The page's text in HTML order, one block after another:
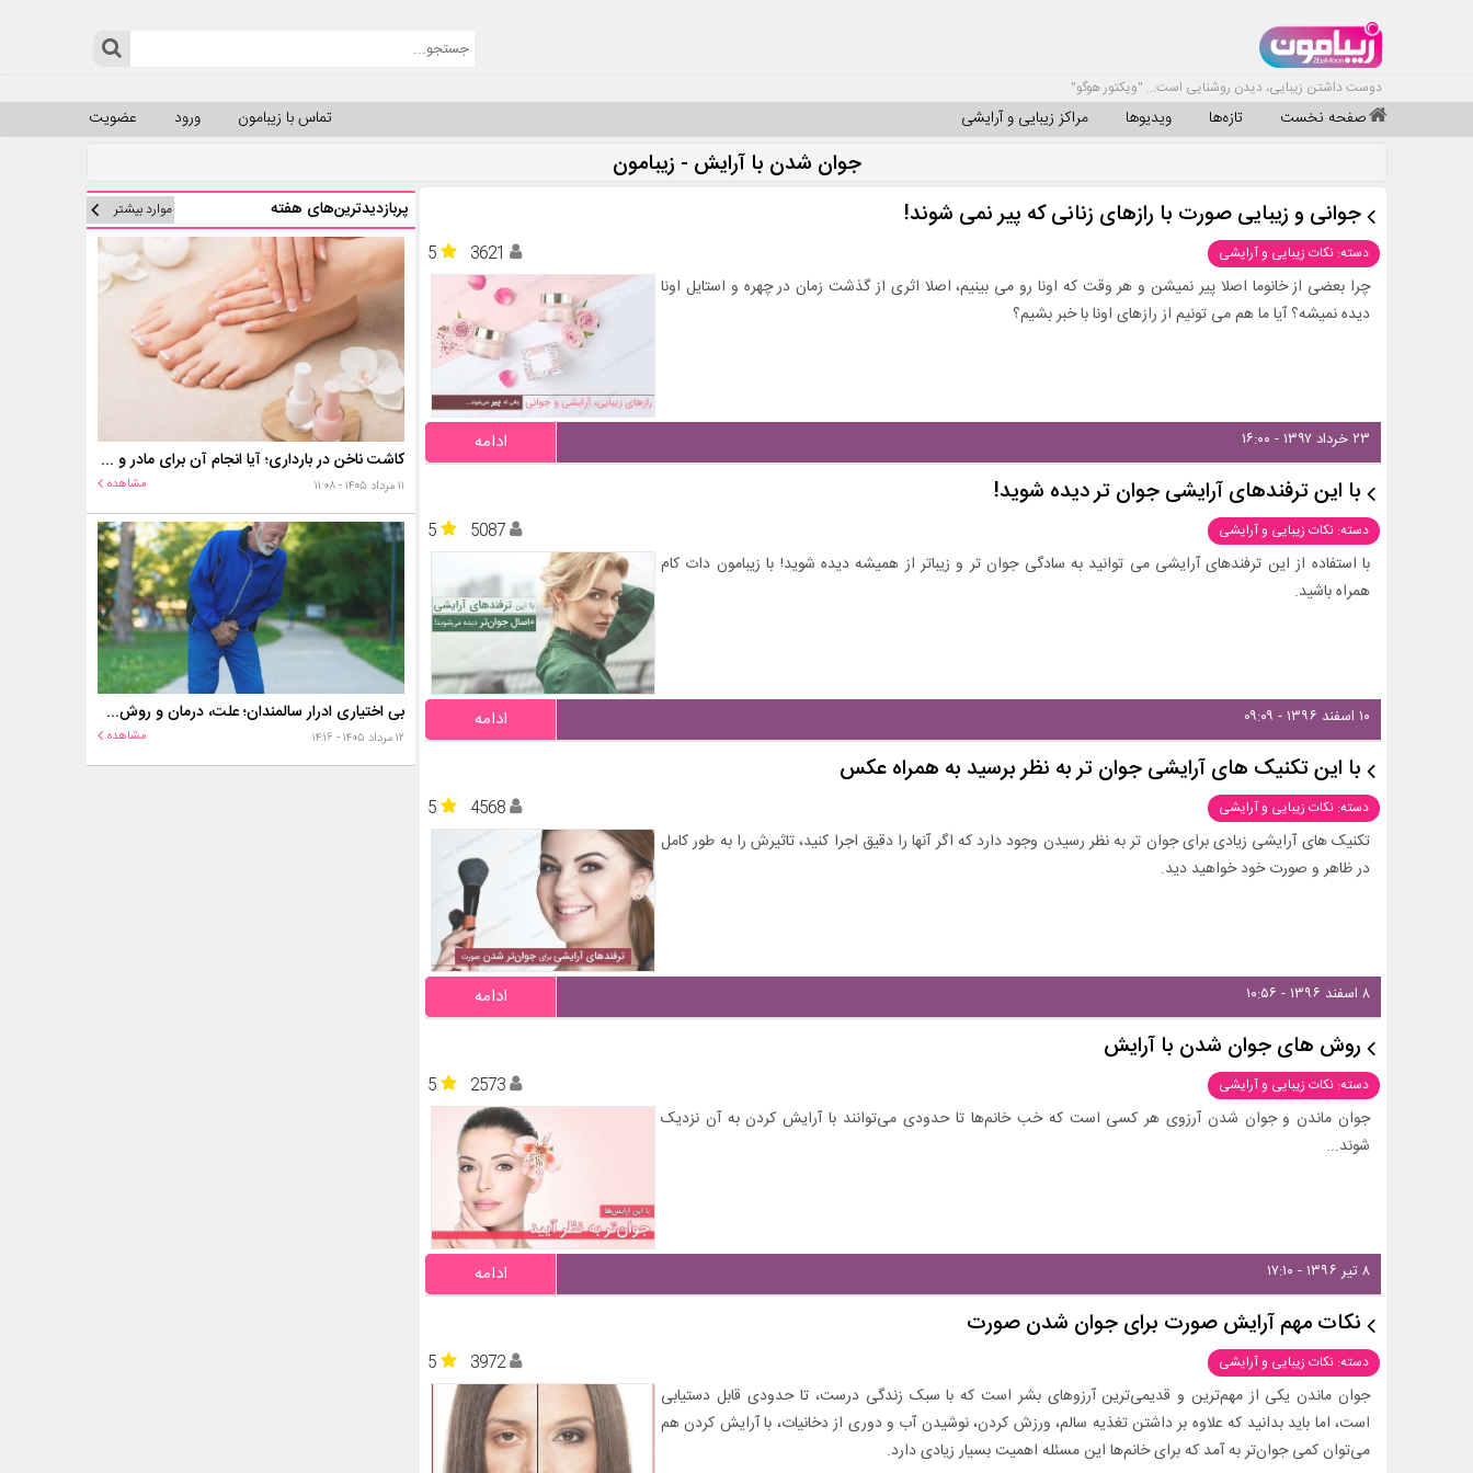
دوست داشتن زیبایی، دیدن روشنایی است... "ویکتور هوگو"
صفحه نخست تازه‌ها ویدیوها مراکز زیبایی و آرایشی عضویت ورود تماس با زیبامون
جوان شدن با آرایش - زیبامون
جوانی و زیبایی صورت با رازهای زنانی که پیر نمی شوند!
دسته: نکات زیبایی و آرایشی 5
3621
چرا بعضی از خانوما اصلا پیر نمیشن و هر وقت که اونا رو می بینیم، اصلا اثری از گذشت زمان در چهره و استایل اونا
دیده نمیشه؟ آیا ما هم می تونیم از رازهای اونا با خبر بشیم؟
۲۳ خرداد ۱۳۹۷ - ۱۶:۰۰ ادامه
با این ترفندهای آرایشی جوان تر دیده شوید!
دسته: نکات زیبایی و آرایشی 5
5087
با استفاده از این ترفندهای آرایشی می توانید به سادگی جوان تر و زیباتر از همیشه دیده شوید! با زیبامون دات کام
همراه باشید.
۱۰ اسفند ۱۳۹۶ - ۰۹:۰۹ ادامه
با این تکنیک های آرایشی جوان تر به نظر برسید به همراه عکس
دسته: نکات زیبایی و آرایشی 5
4568
تکنیک های آرایشی زیادی برای جوان تر به نظر رسیدن وجود دارد که اگر آنها را دقیق اجرا کنید، تاثیرش را به طور کامل
در ظاهر و صورت خود خواهید دید.
۸ اسفند ۱۳۹۶ - ۱۰:۵۶ ادامه
روش های جوان شدن با آرایش
دسته: نکات زیبایی و آرایشی 5
2573
جوان ماندن و جوان شدن آرزوی هر کسی است که خب خانم‌ها تا حدودی می‌توانند با آرایش کردن به آن نزدیک
شوند...
۸ تیر ۱۳۹۶ - ۱۷:۱۰ ادامه
نکات مهم آرایش صورت برای جوان شدن صورت
دسته: نکات زیبایی و آرایشی 5
3972
جوان ماندن یکی از مهم‌ترین و قدیمی‌ترین آرزوهای بشر است که با سبک زندگی درست، تا حدودی قابل دستیابی
است، اما باید بدانید که علاوه بر داشتن تغذیه سالم، ورزش کردن، نوشیدن آب و دوری از دخانیات، با آرایش کردن هم
می‌توان کمی جوان‌تر به آمد که برای خانم‌ها این مسئله اهمیت بسیار زیادی دارد.
پربازدیدترین‌های هفته موارد بیشتر
کاشت ناخن در بارداری؛ آیا انجام آن برای مادر و جنین خطر دارد؟
۱۱ مرداد ۱۴۰۵ - ۱۱:۰۸ مشاهده
بی اختیاری ادرار سالمندان؛ علت، درمان و روش‌های کنترل در منزل
۱۲ مرداد ۱۴۰۵ - ۱۴:۱۶ مشاهده